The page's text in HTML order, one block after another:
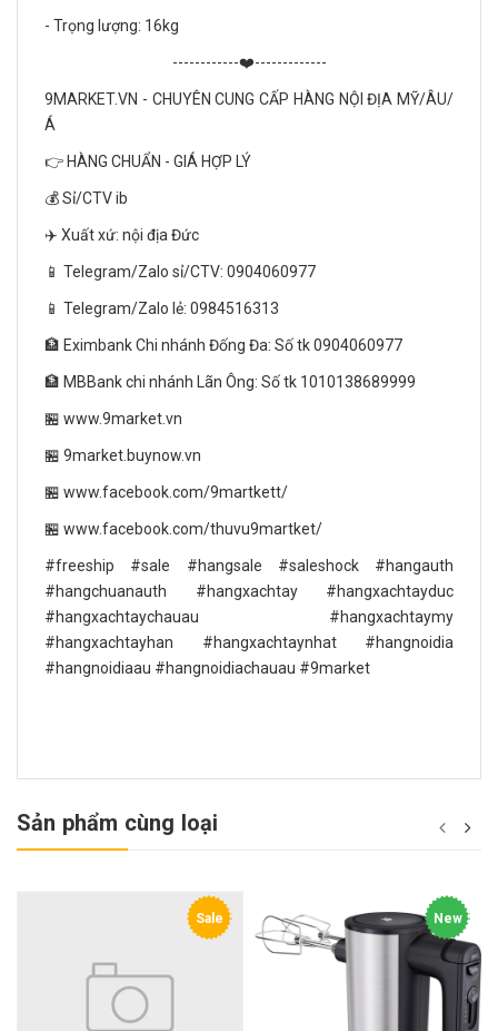
- Trọng lượng: 16kg
------------❤️-------------
9MARKET.VN - CHUYÊN CUNG CẤP HÀNG NỘI ĐỊA MỸ/ÂU/
Á
👉 HÀNG CHUẨN - GIÁ HỢP LÝ
💰 Sỉ/CTV ib
✈️ Xuất xứ: nội địa Đức
📱 Telegram/Zalo sỉ/CTV: 0904060977
📱 Telegram/Zalo lẻ: 0984516313
🏦 Eximbank Chi nhánh Đống Đa: Số tk 0904060977
🏦 MBBank chi nhánh Lãn Ông: Số tk 1010138689999
🏪 www.9market.vn
🏪 9market.buynow.vn
🏪 www.facebook.com/9martkett/
🏪 www.facebook.com/thuvu9martket/
#freeship #sale #hangsale #saleshock #hangauth
#hangchuanauth #hangxachtay #hangxachtayduc
#hangxachtaychauau #hangxachtaymy
#hangxachtayhan #hangxachtaynhat #hangnoidia
#hangnoidiaau #hangnoidiachauau #9market
Sản phẩm cùng loại
Sale New